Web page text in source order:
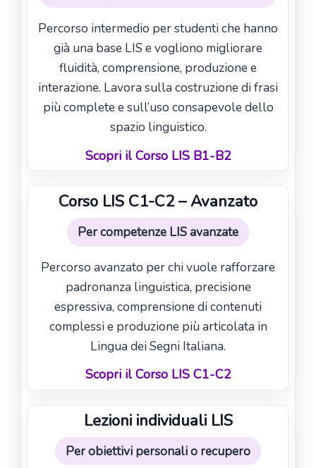
Percorso intermedio per studenti che hanno
già una base LIS e vogliono migliorare
fluidità, comprensione, produzione e
interazione. Lavora sulla costruzione di frasi
più complete e sull’uso consapevole dello
spazio linguistico.
Scopri il Corso LIS B1-B2
Corso LIS C1-C2 – Avanzato
Per competenze LIS avanzate
Percorso avanzato per chi vuole rafforzare
padronanza linguistica, precisione
espressiva, comprensione di contenuti
complessi e produzione più articolata in
Lingua dei Segni Italiana.
Scopri il Corso LIS C1-C2
Lezioni individuali LIS
Per obiettivi personali o recupero